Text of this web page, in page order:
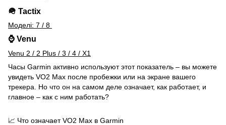
🪖 Tactix
Моделі: 7 / 8
⌚ Venu
Venu 2 / 2 Plus / 3 / 4 / X1
Часы Garmin активно используют этот показатель – вы можете
увидеть VO2 Max после пробежки или на экране вашего
трекера. Но что он на самом деле означает, как работает, и
главное – как с ним работать?
📈 Что означает VO2 Max в Garmin